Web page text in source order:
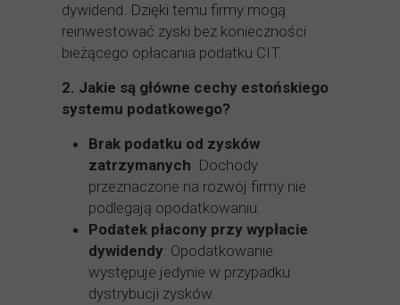
dywidend. Dzięki temu firmy mogą
reinwestować zyski bez konieczności
bieżącego opłacania podatku CIT.
2. Jakie są główne cechy estońskiego
systemu podatkowego?
Brak podatku od zysków
zatrzymanych: Dochody
przeznaczone na rozwój firmy nie
podlegają opodatkowaniu.
Podatek płacony przy wypłacie
dywidendy: Opodatkowanie
występuje jedynie w przypadku
dystrybucji zysków.